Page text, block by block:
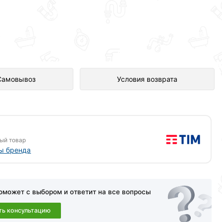
Условия возврата
в интернет-магазине
товар
бренда
с выбором и ответит на все вопросы
консультацию